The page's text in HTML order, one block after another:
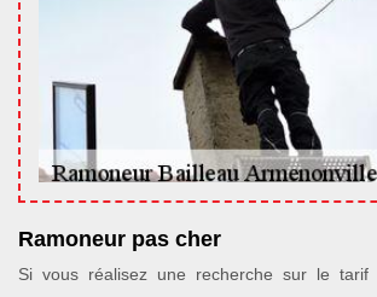
Ramoneur pas cher
Si vous réalisez une recherche sur le tarif